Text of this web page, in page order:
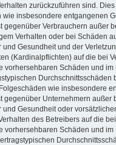
zurückzuführen sind.
wie insbesondere entgangenen
gegenüber Verbrauchern außer
Verhalten oder bei Schäden
und Gesundheit und der
(Kardinalpflichten) auf die bei
vorhersehbaren Schäden und
Durchschnittsschäden
wie insbesondere
gegenüber Unternehmern außer
und Gesundheit oder
des Betreibers auf die
vorhersehbaren Schäden und im